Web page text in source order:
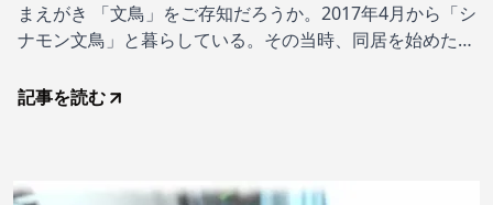
まえがき 「文鳥」をご存知だろうか。2017年4月から「シ
ナモン文鳥」と暮らしている。その当時、同居を始めたパ
てなんぼ」だった私の人生は、その日を境に大きく変化し
記事を読む